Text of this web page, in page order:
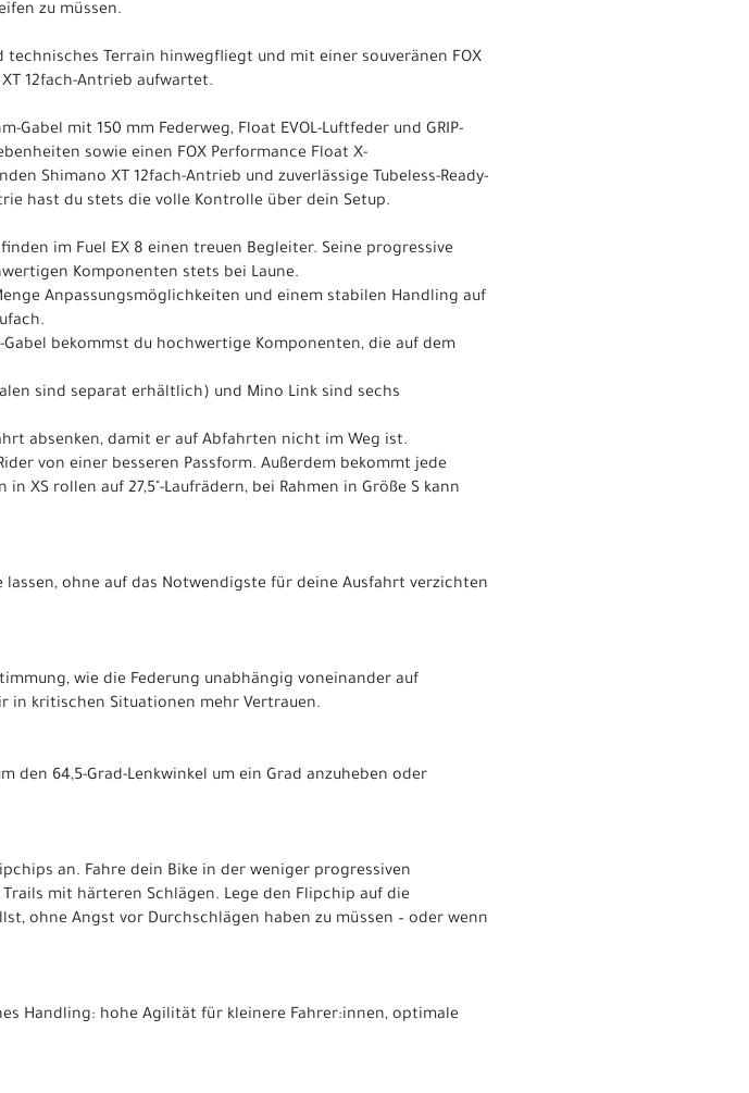
zu müssen.
Terrain hinwegfliegt und mit einer souveränen FOX
12fach-Antrieb aufwartet.
mit 150 mm Federweg, Float EVOL-Luftfeder und GRIP-
sowie einen FOX Performance Float X-
Shimano XT 12fach-Antrieb und zuverlässige Tubeless-Ready-
hast du stets die volle Kontrolle über dein Setup.
im Fuel EX 8 einen treuen Begleiter. Seine progressive
Komponenten stets bei Laune.
Anpassungsmöglichkeiten und einem stabilen Handling auf
bekommst du hochwertige Komponenten, die auf dem
sind separat erhältlich) und Mino Link sind sechs
absenken, damit er auf Abfahrten nicht im Weg ist.
von einer besseren Passform. Außerdem bekommt jede
XS rollen auf 27,5"-Laufrädern, bei Rahmen in Größe S kann
ohne auf das Notwendigste für deine Ausfahrt verzichten
wie die Federung unabhängig voneinander auf
in kritischen Situationen mehr Vertrauen.
64,5-Grad-Lenkwinkel um ein Grad anzuheben oder
an. Fahre dein Bike in der weniger progressiven
mit härteren Schlägen. Lege den Flipchip auf die
ohne Angst vor Durchschlägen haben zu müssen – oder wenn
Handling: hohe Agilität für kleinere Fahrer:innen, optimale